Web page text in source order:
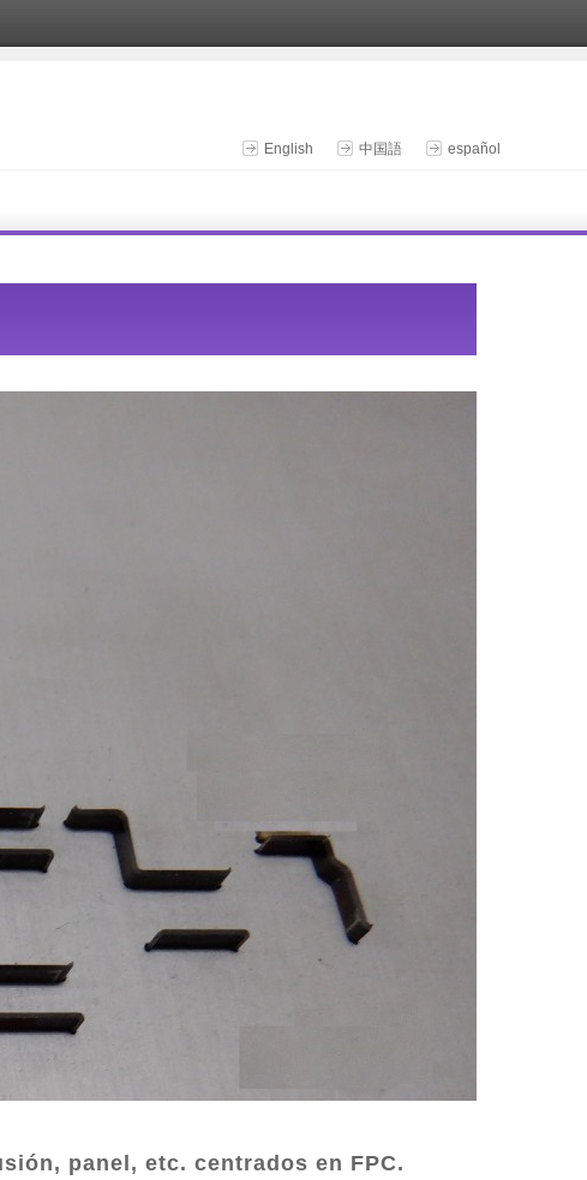
English 中国語 español
panel, etc. centrados en FPC.